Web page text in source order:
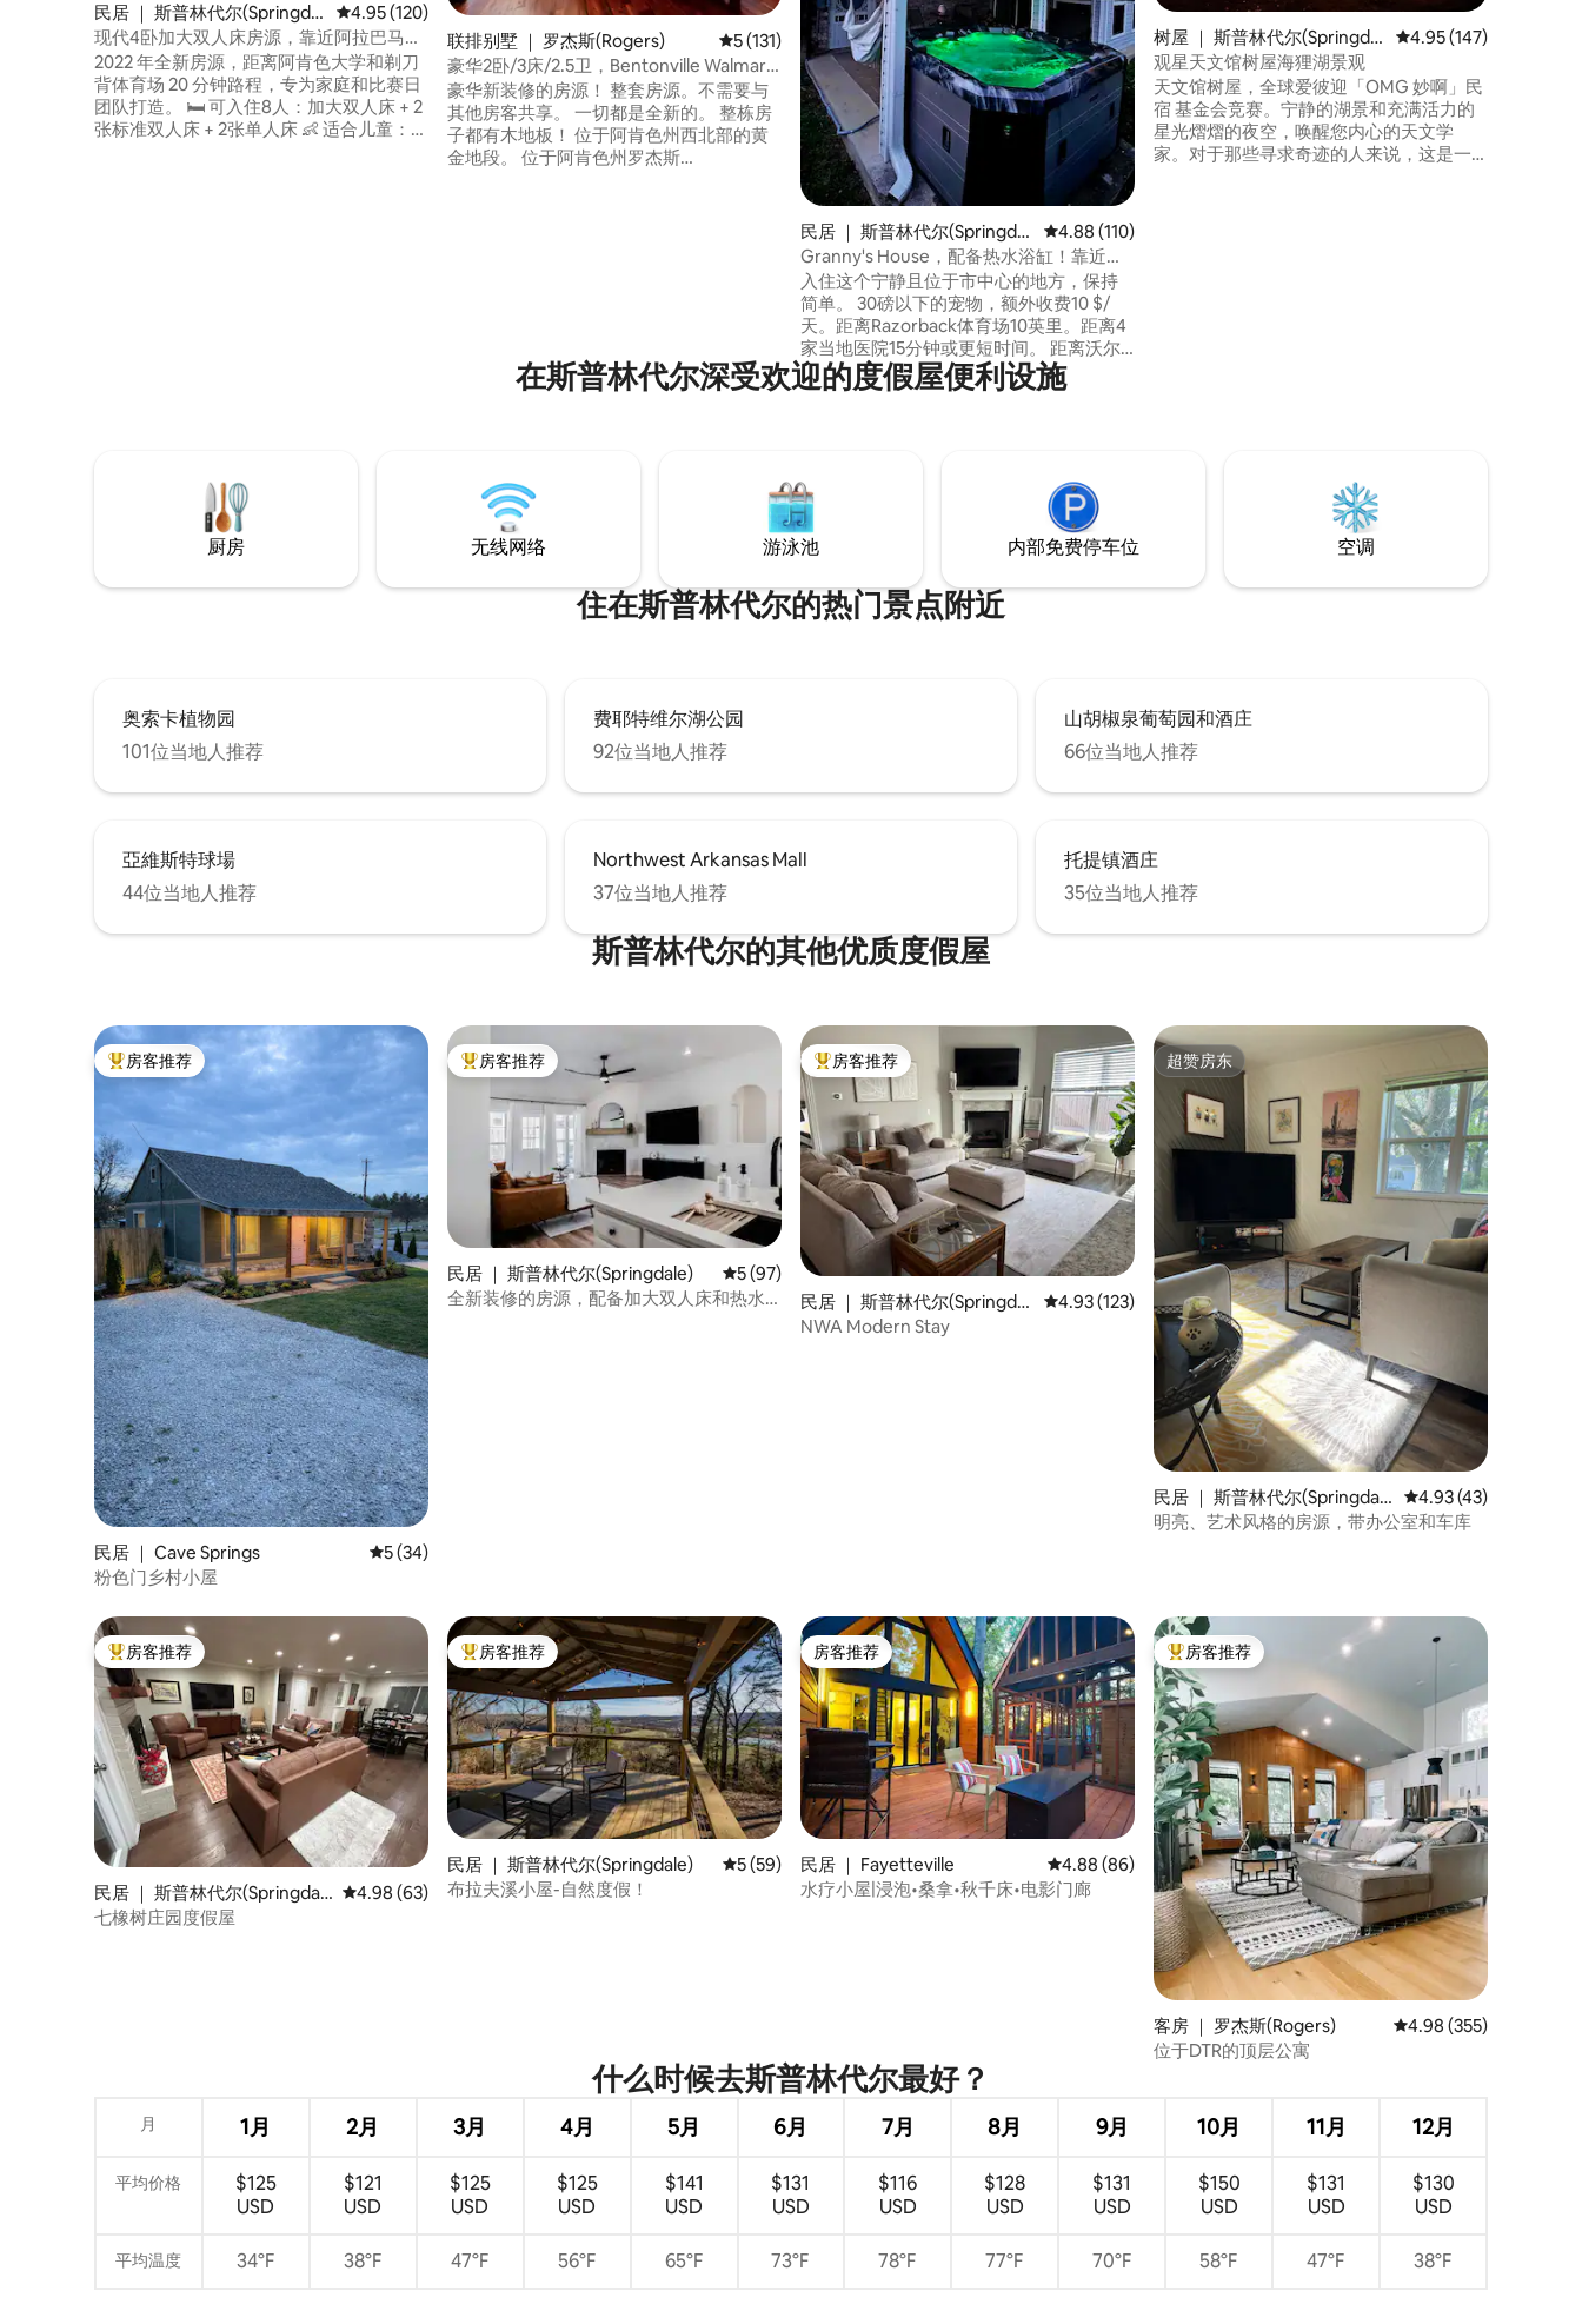
民居 ｜ 斯普林代尔(Springdal
e)
平均评分 4.95 分（满分 5 分），共 120 条评价
4.95 (120)
现代4卧加大双人床房源，靠近阿拉巴马州
立大学
2022 年全新房源，距离阿肯色大学和剃刀
背体育场 20 分钟路程，专为家庭和比赛日
团队打造。 🛏️ 可入住8人：加大双人床 + 2
张标准双人床 + 2张单人床 👶 适合儿童：安
联排别墅 ｜ 罗杰斯(Rogers) 平均评分 5 分（满分 5 分），共 131 条评价
5 (131)
豪华2卧/3床/2.5卫，Bentonville Walmart
AMP
豪华新装修的房源！ 整套房源。不需要与
其他房客共享。 一切都是全新的。 整栋房
子都有木地板！ 位于阿肯色州西北部的黄
金地段。 位于阿肯色州罗杰斯
民居 ｜ 斯普林代尔(Springdal
e)
平均评分 4.88 分（满分 5 分），共 110 条评价
4.88 (110)
Granny's House，配备热水浴缸！靠近亚
利桑那大学！
入住这个宁静且位于市中心的地方，保持
简单。 30磅以下的宠物，额外收费10 $/
天。距离Razorback体育场10英里。距离4
家当地医院15分钟或更短时间。 距离沃尔
玛家庭办公室17英里。 复古舒适！主人是
加大双人床睡眠号码。 2号房是一张装饰精
松！舒适的客厅，配备大型智能电视。 还
有一个宽敞的后院！ 不包括车库。
树屋 ｜ 斯普林代尔(Springdal
e)
平均评分 4.95 分（满
4.95 (147)
观星天文馆树屋海狸湖景观
天文馆树屋，全球爱彼迎「OMG 妙啊」民
宿 基金会竞赛。宁静的湖景和充满活力的
星光熠熠的夜空，唤醒您内心的天文学
家。对于那些寻求奇迹的人来说，这是一
在斯普林代尔深受欢迎的度假屋便利设施
厨房 无线网络 游泳池 内部免费停车位 空调
住在斯普林代尔的热门景点附近
奥索卡植物园
101位当地人推荐
费耶特维尔湖公园
92位当地人推荐
山胡椒泉葡萄园和酒庄
66位当地人推荐
亞維斯特球場
44位当地人推荐
Northwest Arkansas Mall
37位当地人推荐
托提镇酒庄
35位当地人推荐
斯普林代尔的其他优质度假屋
热门「房客推荐」
房客推荐
民居 ｜ Cave Springs 平均评分 5 分（满分 5 分），共 34 条评价
5 (34)
粉色门乡村小屋
热门「房客推荐」
房客推荐
民居 ｜ 斯普林代尔(Springdale) 平均评分 5 分（满分 5 分），共 97 条评价
5 (97)
全新装修的房源，配备加大双人床和热水
热门「房客推荐」
房客推荐
民居 ｜ 斯普林代尔(Springdal
e)
平均评分 4.93 分（满分 5 分），共 123 条评价
4.93 (123)
NWA Modern Stay
超赞房东
超赞房东
民居 ｜ 斯普林代尔(Springdal
e)
平均评分 4.93 分（满
4.93 (43)
明亮、艺术风格的房源，带办公室和车库
热门「房客推荐」
房客推荐
民居 ｜ 斯普林代尔(Springdal
e)
平均评分 4.98 分（满分 5 分），共 63 条评价
4.98 (63)
七橡树庄园度假屋
热门「房客推荐」
房客推荐
民居 ｜ 斯普林代尔(Springdale) 平均评分 5 分（满分 5 分），共 59 条评价
5 (59)
布拉夫溪小屋-自然度假！
房客推荐
房客推荐
民居 ｜ Fayetteville 平均评分 4.88 分（满分 5 分），共 86 条评价
4.88 (86)
水疗小屋|浸泡•桑拿•秋千床•电影门廊
热门「房客推荐」
房客推荐
客房 ｜ 罗杰斯(Rogers) 平均评分 4.98 分（满
4.98 (355)
位于DTR的顶层公寓
什么时候去斯普林代尔最好？
月 1月 2月 3月 4月 5月 6月 7月 8月 9月 10月 11月 12月
平均价格
$125
USD
$121
USD
$125
USD
$125
USD
$141
USD
$131
USD
$116
USD
$128
USD
$131
USD
$150
USD
$131
USD
$130
USD
平均温度 34°F 38°F 47°F 56°F 65°F 73°F 78°F 77°F 70°F 58°F 47°F 38°F